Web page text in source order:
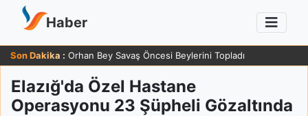
Haber
Son Dakika : Orhan Bey Savaş Öncesi Beylerini Topladı
Elazığ'da Özel Hastane
Operasyonu 23 Şüpheli Gözaltında